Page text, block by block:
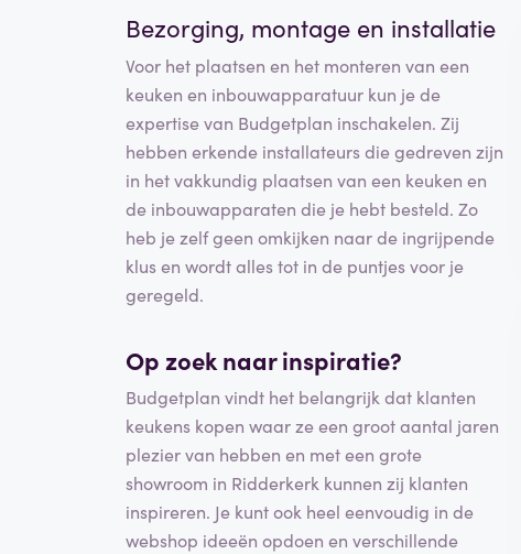
Bezorging, montage en installatie
Voor het plaatsen en het monteren van een
keuken en inbouwapparatuur kun je de
expertise van Budgetplan inschakelen. Zij
hebben erkende installateurs die gedreven zijn
in het vakkundig plaatsen van een keuken en
de inbouwapparaten die je hebt besteld. Zo
heb je zelf geen omkijken naar de ingrijpende
klus en wordt alles tot in de puntjes voor je
geregeld.
Op zoek naar inspiratie?
Budgetplan vindt het belangrijk dat klanten
keukens kopen waar ze een groot aantal jaren
plezier van hebben en met een grote
showroom in Ridderkerk kunnen zij klanten
inspireren. Je kunt ook heel eenvoudig in de
webshop ideeën opdoen en verschillende